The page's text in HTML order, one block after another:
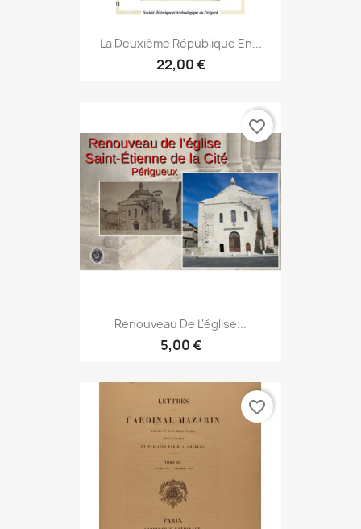
La Deuxième République En...
22,00 €
Renouveau De L'église...
5,00 €
favorite_border
favorite_border